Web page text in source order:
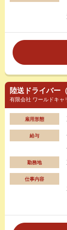
陸送ドライバー
有限会社 ワールドキャ
雇用形態
給与
勤務地
仕事内容